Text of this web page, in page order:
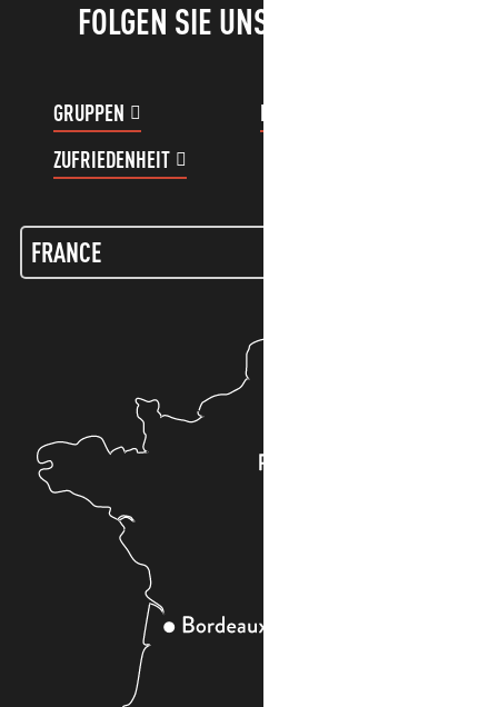
FOLGEN SIE UNS!
GRUPPEN
KUNDENKONTO
ZUFRIEDENHEIT